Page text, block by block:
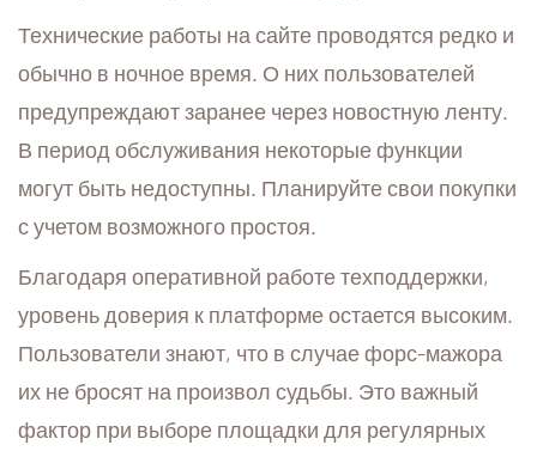
Технические работы на сайте проводятся редко и
обычно в ночное время. О них пользователей
предупреждают заранее через новостную ленту.
В период обслуживания некоторые функции
могут быть недоступны. Планируйте свои покупки
с учетом возможного простоя.
Благодаря оперативной работе техподдержки,
уровень доверия к платформе остается высоким.
Пользователи знают, что в случае форс-мажора
их не бросят на произвол судьбы. Это важный
фактор при выборе площадки для регулярных